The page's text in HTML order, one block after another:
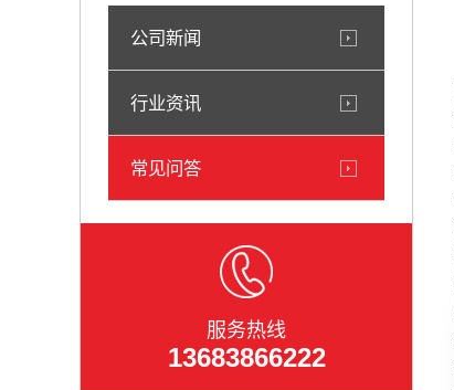
公司新闻
行业资讯
常见问答
服务热线
13683866222